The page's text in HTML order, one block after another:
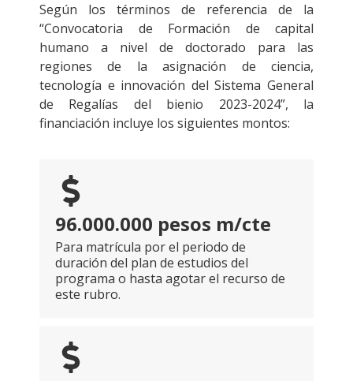
Según los términos de referencia de la
“Convocatoria de Formación de capital
humano a nivel de doctorado para las
regiones de la asignación de ciencia,
tecnología e innovación del Sistema General
de Regalías del bienio 2023-2024”, la
financiación incluye los siguientes montos:
96.000.000 pesos m/cte
Para matrícula por el periodo de
duración del plan de estudios del
programa o hasta agotar el recurso de
este rubro.